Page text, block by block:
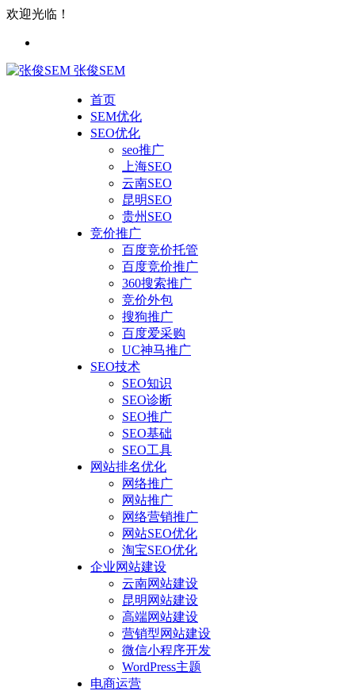
欢迎光临！
张俊SEM
首页
SEM优化
SEO优化
seo推广
上海SEO
云南SEO
昆明SEO
贵州SEO
竞价推广
百度竞价托管
百度竞价推广
360搜索推广
竞价外包
搜狗推广
百度爱采购
UC神马推广
SEO技术
SEO知识
SEO诊断
SEO推广
SEO基础
SEO工具
网站排名优化
网络推广
网站推广
网络营销推广
网站SEO优化
淘宝SEO优化
企业网站建设
云南网站建设
昆明网站建设
高端网站建设
营销型网站建设
微信小程序开发
WordPress主题
电商运营